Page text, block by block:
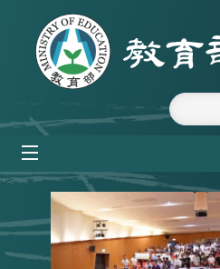
跳到主要內容區塊
:::